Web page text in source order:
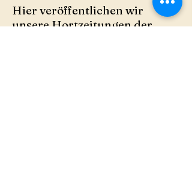
Hier veröffentlichen wir
unsere Hortzeitungen der